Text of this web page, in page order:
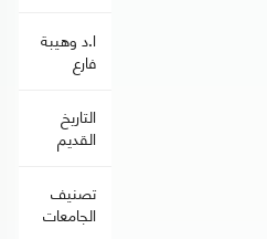
ا.د وهيبة
فارع
التاريخ
القديم
تصنيف
الجامعات